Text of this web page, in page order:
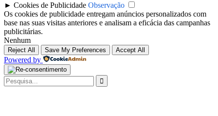
► Cookies de Publicidade Observação
Os cookies de publicidade entregam anúncios personalizados com
base nas suas visitas anteriores e analisam a eficácia das campanhas
publicitárias.
Nenhum
Reject All Save My Preferences Accept All
Powered by